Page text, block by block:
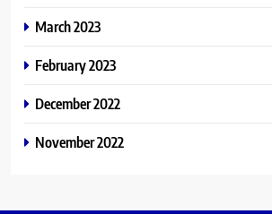
March 2023
February 2023
December 2022
November 2022